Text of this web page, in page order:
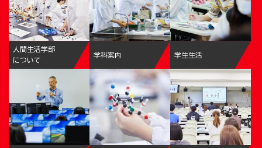
人間生活学部
について
学科案内 学生生活